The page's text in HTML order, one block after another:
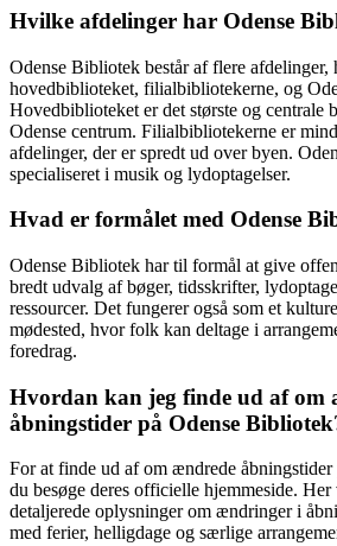
Hvilke afdelinger har Odense
Odense Bibliotek består af flere afdelinger,
hovedbiblioteket, filialbibliotekerne, og
Hovedbiblioteket er det største og centrale
Odense centrum. Filialbibliotekerne er
afdelinger, der er spredt ud over byen.
specialiseret i musik og lydoptagelser.
Hvad er formålet med Odense
Odense Bibliotek har til formål at give
bredt udvalg af bøger, tidsskrifter,
ressourcer. Det fungerer også som et
mødested, hvor folk kan deltage i
foredrag.
Hvordan kan jeg finde ud af om
åbningstider på Odense
For at finde ud af om ændrede
du besøge deres officielle hjemmeside.
detaljerede oplysninger om ændringer i
med ferier, helligdage og særlige